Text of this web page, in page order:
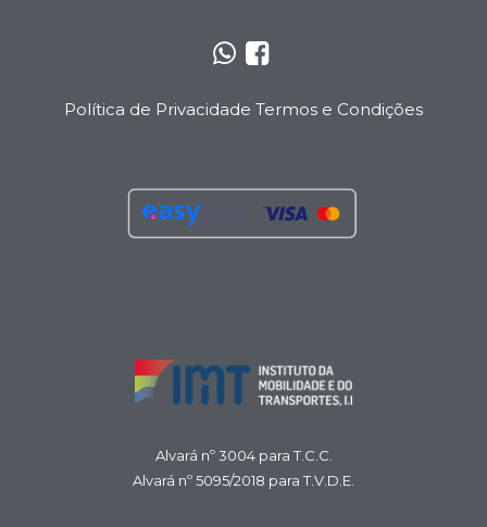
Política de Privacidade Termos e Condições
Alvará nº 3004 para T.C.C.
Alvará nº 5095/2018 para T.V.D.E.